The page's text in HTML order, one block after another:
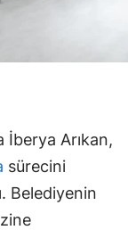
İberya Arıkan,
sürecini
Belediyenin